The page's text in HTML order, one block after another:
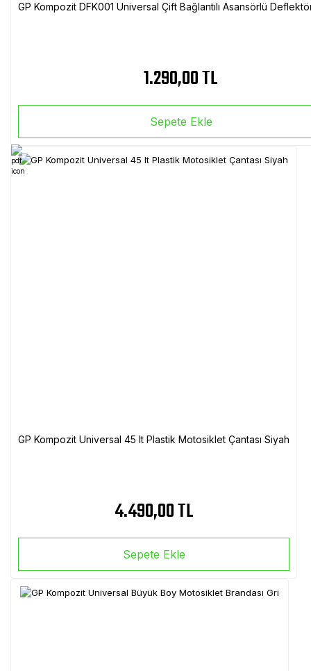
GP Kompozit DFK001 Universal Çift Bağlantılı Asansörlü
1.290,00 TL
Sepete Ekle
GP Kompozit Universal 45 lt Plastik Motosiklet Çantası Siyah
4.490,00 TL
Sepete Ekle